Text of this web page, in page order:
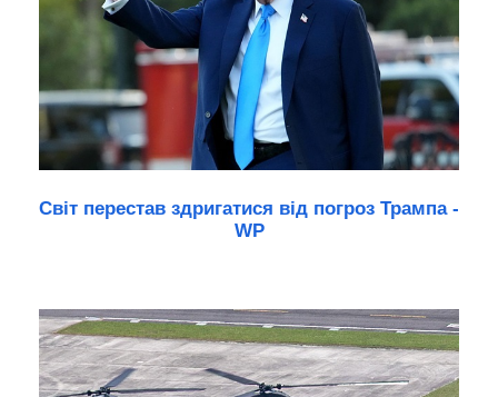
Світ перестав здригатися від погроз Трампа -
WP